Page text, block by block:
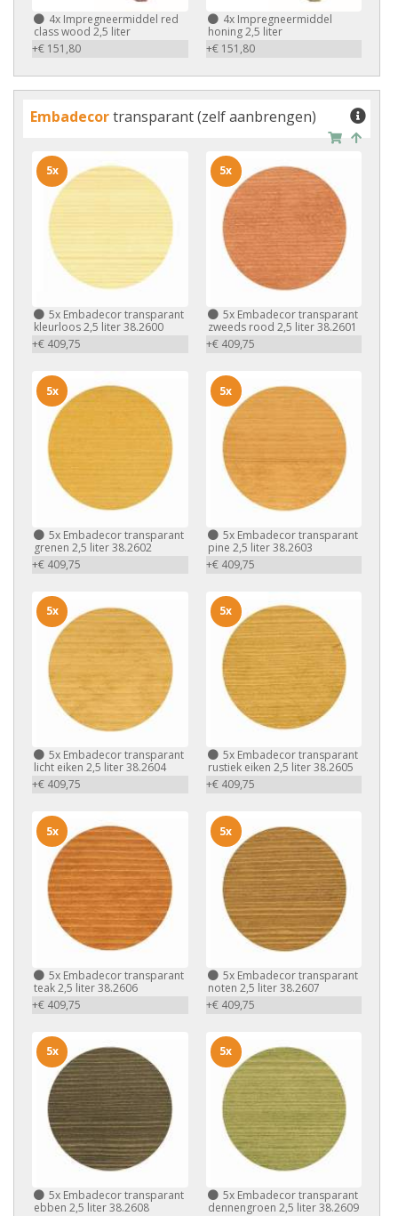
4x Impregneermiddel red
class wood 2,5 liter
+€ 151,80
4xImpregneermiddel
honing 2,5 liter
+€ 151,80
Embadecortransparant (zelf aanbrengen)
5x Embadecor transparant
kleurloos 2,5 liter 38.2600
+€ 409,75
5x
5xEmbadecor transparant
zweeds rood 2,5 liter 38.2601
+€ 409,75
5x
5x Embadecor transparant
grenen 2,5 liter 38.2602
+€ 409,75
5x
5xEmbadecor transparant
pine 2,5 liter 38.2603
+€ 409,75
5x
5x Embadecor transparant
licht eiken 2,5 liter 38.2604
+€ 409,75
5x
5xEmbadecor transparant
rustiek eiken 2,5 liter 38.2605
+€ 409,75
5x
5x Embadecor transparant
teak 2,5 liter 38.2606
+€ 409,75
5x
5xEmbadecor transparant
noten 2,5 liter 38.2607
+€ 409,75
5x
5x Embadecor transparant
ebben 2,5 liter 38.2608
5x
5xEmbadecor transparant
dennengroen 2,5 liter 38.2609
5x